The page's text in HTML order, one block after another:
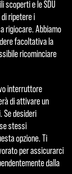
scoperti e le SDU
ripetere i
rigiocare. Abbiamo
facoltativa la
ricominciare
interruttore
di attivare un
Se desideri
stessi
opzione. Ti
per assicurarci
dalla